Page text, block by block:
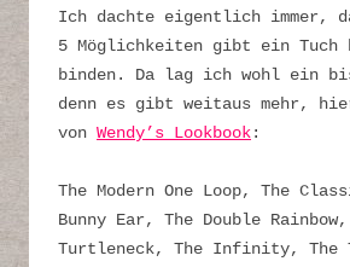
Ich dachte eigentlich immer,
5 Möglichkeiten gibt ein Tuch
binden. Da lag ich wohl ein
denn es gibt weitaus mehr,
von Wendy’s Lookbook:
The Modern One Loop, The
Bunny Ear, The Double
Turtleneck, The Infinity, The